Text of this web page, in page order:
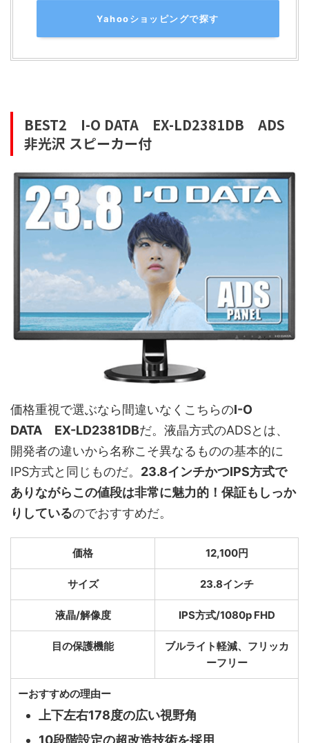
Yahooショッピングで探す
BEST2 I-O DATA EX-LD2381DB ADS
非光沢 スピーカー付
価格重視で選ぶなら間違いなくこちらのI-O
DATA EX-LD2381DBだ。液晶方式のADSとは、
開発者の違いから名称こそ異なるものの基本的に
IPS方式と同じものだ。 23.8インチかつIPS方式で
ありながらこの値段は非常に魅力的！保証もしっか
りしているのでおすすめだ。
価格 12,100円
サイズ 23.8インチ
液晶/解像度 IPS方式/1080p FHD
目の保護機能
ブルライト軽減、フリッカ
ーフリー
ーおすすめの理由ー
上下左右178度の広い視野角
10段階設定の超改造技術を採用